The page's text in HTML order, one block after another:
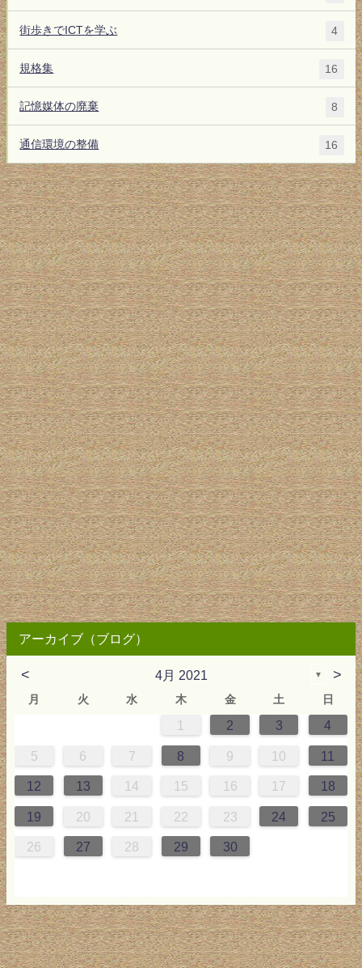
街歩きでICTを学ぶ 4
規格集 16
記憶媒体の廃棄 8
通信環境の整備 16
アーカイブ（ブログ）
< 4月 2021 ▼ >
月 火 水 木 金 土 日
1 2 3 4
5 6 7 8 9 10 11
12 13 14 15 16 17 18
19 20 21 22 23 24 25
26 27 28 29 30